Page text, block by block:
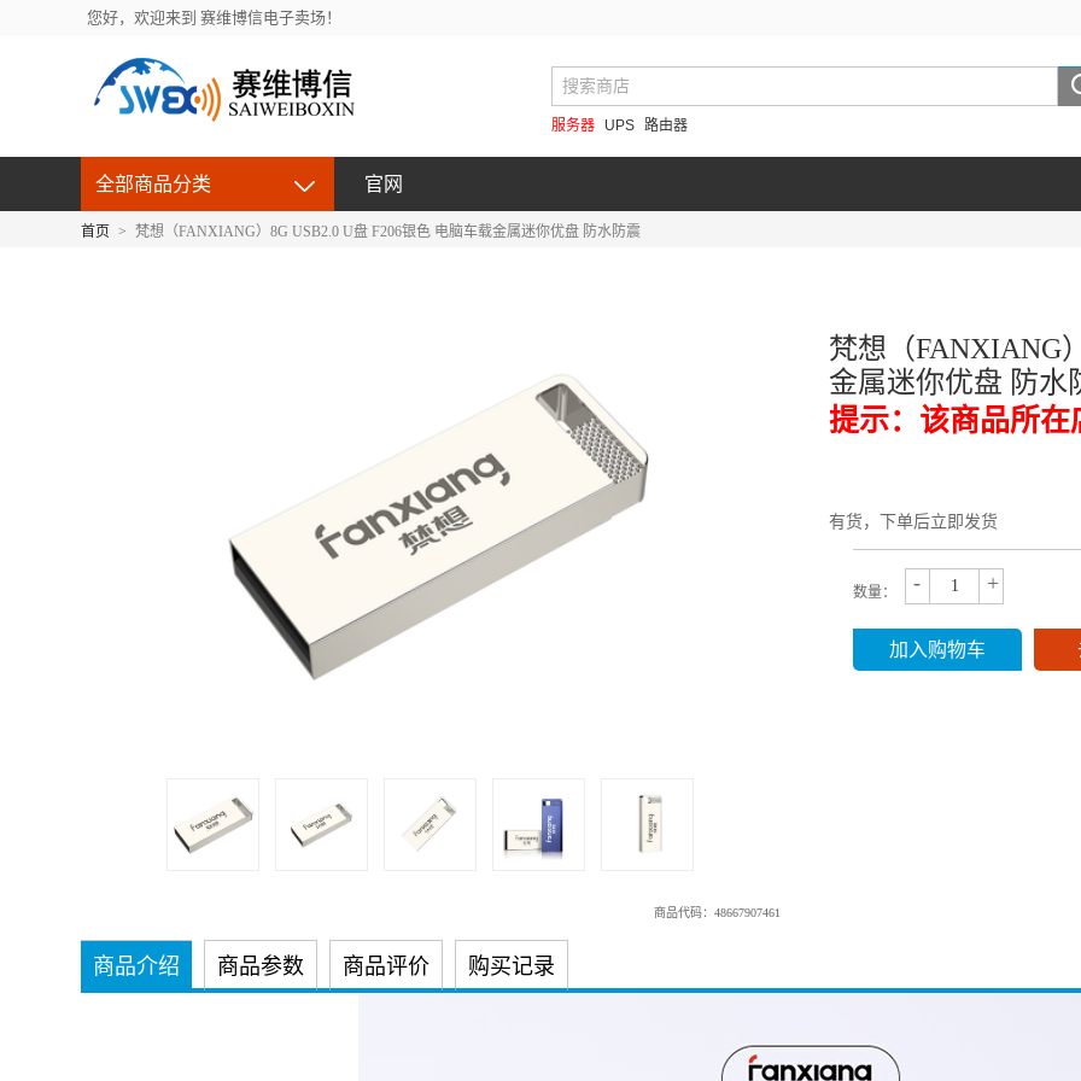
您好，欢迎来到 赛维博信电子卖场！
服务器 UPS 路由器
全部商品分类 官网
首页 > 梵想（FANXIANG）8G USB2.0 U盘 F206银色 电脑车载金属迷你优盘 防水防震
商品代码：48667907461
梵想（FANXIANG
金属迷你优盘 防水
提示：该商品所在
有货，下单后立即发货
数量： - +
加入购物车
商品介绍 商品参数 商品评价 购买记录